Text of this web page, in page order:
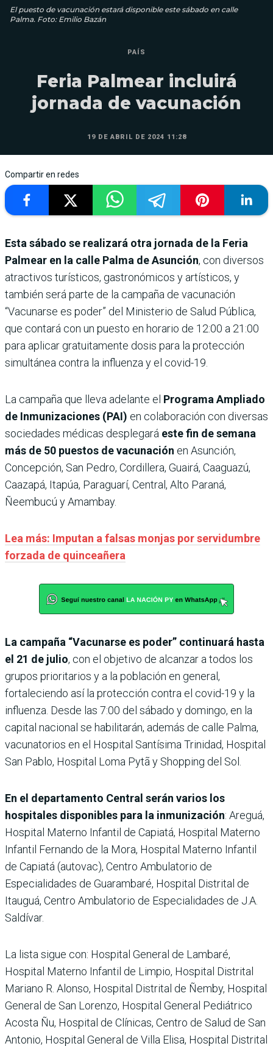
El puesto de vacunación estará disponible este sábado en calle
Palma. Foto: Emilio Bazán
PAÍS
Feria Palmear incluirá
jornada de vacunación
19 DE ABRIL DE 2024 11:28
Compartir en redes
Esta sábado se realizará otra jornada de la Feria
Palmear en la calle Palma de Asunción, con diversos
atractivos turísticos, gastronómicos y artísticos, y
también será parte de la campaña de vacunación
“Vacunarse es poder” del Ministerio de Salud Pública,
que contará con un puesto en horario de 12:00 a 21:00
para aplicar gratuitamente dosis para la protección
simultánea contra la influenza y el covid-19.
La campaña que lleva adelante el Programa Ampliado
de Inmunizaciones (PAI) en colaboración con diversas
sociedades médicas desplegará este fin de semana
más de 50 puestos de vacunación en Asunción,
Concepción, San Pedro, Cordillera, Guairá, Caaguazú,
Caazapá, Itapúa, Paraguarí, Central, Alto Paraná,
Ñeembucú y Amambay.
Lea más: Imputan a falsas monjas por servidumbre
forzada de quinceañera
La campaña “Vacunarse es poder” continuará hasta
el 21 de julio, con el objetivo de alcanzar a todos los
grupos prioritarios y a la población en general,
fortaleciendo así la protección contra el covid-19 y la
influenza. Desde las 7:00 del sábado y domingo, en la
capital nacional se habilitarán, además de calle Palma,
vacunatorios en el Hospital Santísima Trinidad, Hospital
San Pablo, Hospital Loma Pytã y Shopping del Sol.
En el departamento Central serán varios los
hospitales disponibles para la inmunización: Areguá,
Hospital Materno Infantil de Capiatá, Hospital Materno
Infantil Fernando de la Mora, Hospital Materno Infantil
de Capiatá (autovac), Centro Ambulatorio de
Especialidades de Guarambaré, Hospital Distrital de
Itauguá, Centro Ambulatorio de Especialidades de J.A.
Saldívar.
La lista sigue con: Hospital General de Lambaré,
Hospital Materno Infantil de Limpio, Hospital Distrital
Mariano R. Alonso, Hospital Distrital de Ñemby, Hospital
General de San Lorenzo, Hospital General Pediátrico
Acosta Ñu, Hospital de Clínicas, Centro de Salud de San
Antonio, Hospital General de Villa Elisa, Hospital Distrital